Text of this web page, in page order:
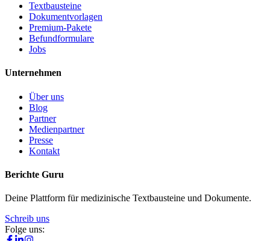
Textbausteine
Dokumentvorlagen
Premium-Pakete
Befundformulare
Jobs
Unternehmen
Über uns
Blog
Partner
Medienpartner
Presse
Kontakt
Berichte Guru
Deine Plattform für medizinische Textbausteine und Dokumente.
Schreib uns
Folge uns: